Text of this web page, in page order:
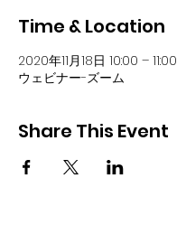
Time & Location
2020年11月18日 10:00 – 11:00
ウェビナー-ズーム
Share This Event